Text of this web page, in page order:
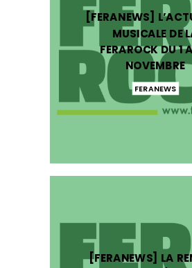
[FERANEWS]
MUSICALE DE
FERAROCK DU 1
NOVEMBRE
FERANEWS
[FERANEWS] LA